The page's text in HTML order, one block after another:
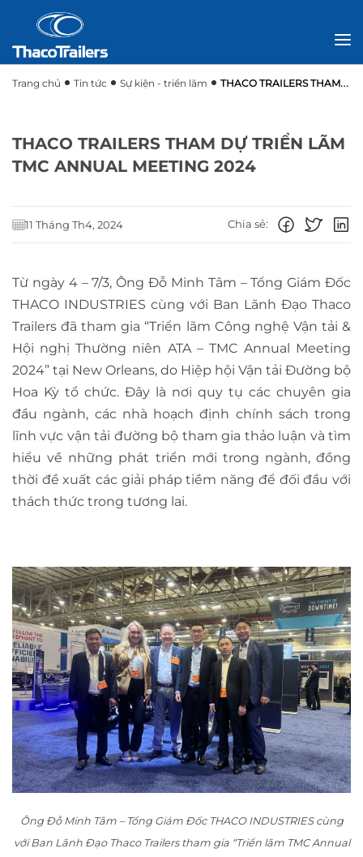
Trang chủ Tin tức Sự kiện - triển lãm
THACO TRAILERS THAM
THACO TRAILERS THAM DỰ TRIỂN LÃM
TMC ANNUAL MEETING 2024
11 Tháng Th4, 2024 Chia sẻ:
Từ ngày 4 – 7/3, Ông Đỗ Minh Tâm – Tổng Giám Đốc
THACO INDUSTRIES cùng với Ban Lãnh Đạo Thaco
Trailers đã tham gia “Triển lãm Công nghệ Vận tải &
Hội nghị Thường niên ATA – TMC Annual Meeting
2024” tại New Orleans, do Hiệp hội Vận tải Đường bộ
Hoa Kỳ tổ chức. Đây là nơi quy tụ các chuyên gia
đầu ngành, các nhà hoạch định chính sách trong
lĩnh vực vận tải đường bộ tham gia thảo luận và tìm
hiểu về những phát triển mới trong ngành, đồng
thời đề xuất các giải pháp tiềm năng để đối đầu với
thách thức trong tương lai.
Ông Đỗ Minh Tâm – Tổng Giám Đốc THACO INDUSTRIES cùng
với Ban Lãnh Đạo Thaco Trailers tham gia “Triển lãm TMC Annual